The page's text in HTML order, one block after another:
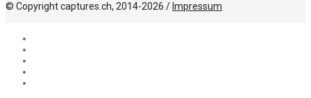
© Copyright captures.ch, 2014-2026 / Impressum